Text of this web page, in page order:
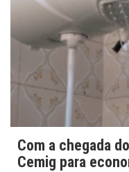
Com a chegada
Cemig para